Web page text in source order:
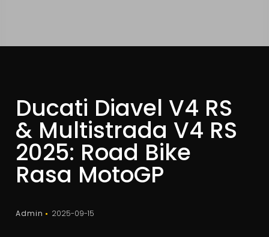
Ducati Diavel V4 RS
& Multistrada V4 RS
2025: Road Bike
Rasa MotoGP
Admin 2025-09-15